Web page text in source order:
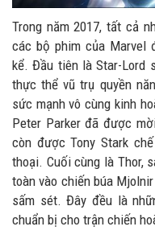
Trong năm 2017, tất cả
các bộ phim của Marvel
kể. Đầu tiên là Star-Lord
thực thể vũ trụ quyền
sức mạnh vô cùng kinh
Peter Parker đã được
còn được Tony Stark
thoại. Cuối cùng là Thor,
toàn vào chiến búa
sấm sét. Đây đều là
chuẩn bị cho trận chiến